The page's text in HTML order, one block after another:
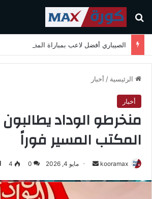
بحث عن
الرئيسية / أخبار
أخبار
منخرطو الوداد يطالبون
المكتب المسير فوراً
kooramax مايو 4, 2026 0
4